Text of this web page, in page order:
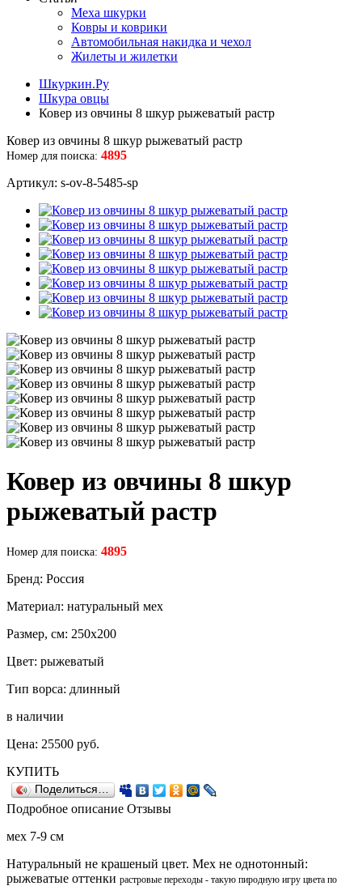
Меха шкурки
Ковры и коврики
Автомобильная накидка и чехол
Жилеты и жилетки
Шкуркин.Ру
Шкура овцы
Ковер из овчины 8 шкур рыжеватый растр
Ковер из овчины 8 шкур рыжеватый растр
Номер для поиска: 4895
Артикул: s-ov-8-5485-sp
Ковер из овчины 8 шкур
рыжеватый растр
Номер для поиска: 4895
Бренд: Россия
Материал: натуральный мех
Размер, см: 250х200
Цвет: рыжеватый
Тип ворса: длинный
в наличии
Цена: 25500 руб.
КУПИТЬ
Поделиться…
Подробное описание Отзывы
мех 7-9 см
Натуральный не крашеный цвет. Мех не однотонный:
рыжеватые оттенки растровые переходы - такую пиродную игру цвета по